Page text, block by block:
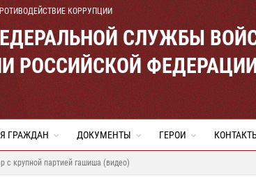
КОРРУПЦИИ
СЛУЖБЫ
РОССИЙСКОЙ
ГРАЖДАН ДОКУМЕНТЫ ГЕРОИ
с крупной партией гашиша (видео)